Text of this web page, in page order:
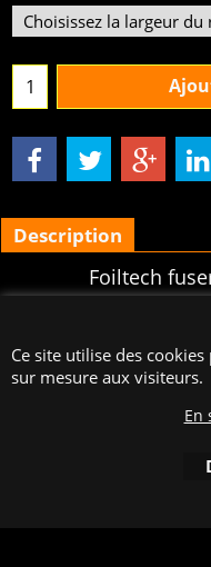
Description
Foiltech
holographic,
largeur de
Ce site utilise des
sur mesure aux visiteurs.
En